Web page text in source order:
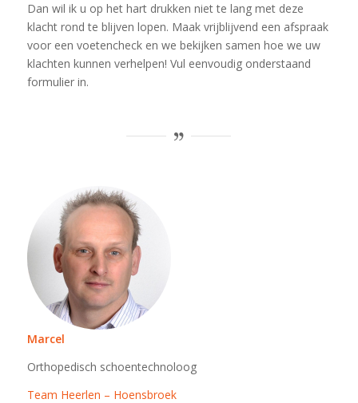
Dan wil ik u op het hart drukken niet te lang met deze
klacht rond te blijven lopen. Maak vrijblijvend een afspraak
voor een voetencheck en we bekijken samen hoe we uw
klachten kunnen verhelpen! Vul eenvoudig onderstaand
formulier in.
Marcel
Orthopedisch schoentechnoloog
Team Heerlen – Hoensbroek